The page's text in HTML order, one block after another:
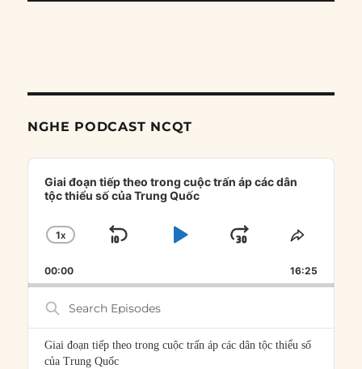
NGHE PODCAST NCQT
Audio
Player
Giai đoạn tiếp theo trong cuộc trấn áp các dân
tộc thiểu số của Trung Quốc
CHANGE
RATE
1X
SKIP
PLAYJUMP
FORWARD
SHARE
00:00 16:25
Search
Episodes
Giai đoạn tiếp theo trong cuộc trấn áp các dân tộc thiểu số
của Trung Quốc